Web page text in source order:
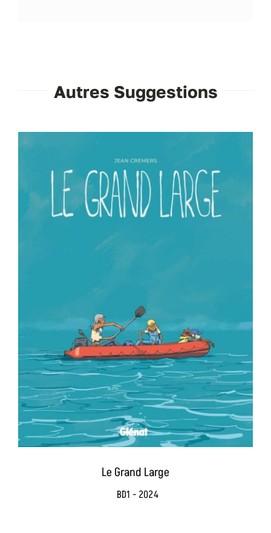
Autres Suggestions
Le Grand Large
BD1 - 2024